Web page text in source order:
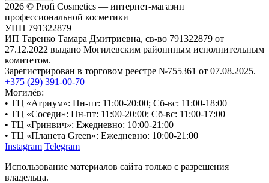
2026 © Profi Cosmetics — интернет-магазин
профессиональной косметики
УНП 791322879
ИП Таренко Тамара Дмитриевна, св-во 791322879 от
27.12.2022 выдано Могилевским районнным исполнительным
комитетом.
Зарегистрирован в торговом реестре №755361 от 07.08.2025.
+375 (29) 391-00-70
Могилёв:
• ТЦ «Атриум»: Пн-пт: 11:00-20:00; Сб-вс: 11:00-18:00
• ТЦ «Соседи»: Пн-пт: 11:00-20:00; Сб-вс: 11:00-17:00
• ТЦ «Гринвич»: Ежедневно: 10:00-21:00
• ТЦ «Планета Green»: Ежедневно: 10:00-21:00
Instagram Telegram
Использование материалов сайта только с разрешения
владельца.